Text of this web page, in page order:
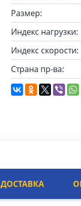
Размер:
Индекс нагрузки:
Индекс скорости:
Страна пр-ва:
ДОСТАВКА